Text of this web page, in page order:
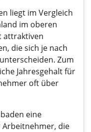
liegt im Vergleich
im oberen
attraktiven
die sich je nach
Zum
Jahresgehalt für
oft über
eine
die